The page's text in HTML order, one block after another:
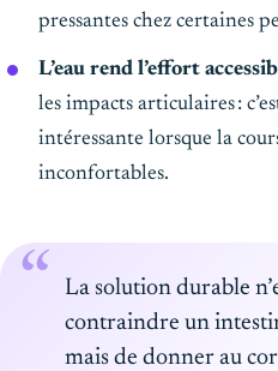
pressantes chez certaines
L’eau rend l’effort
les impacts articulaires :
intéressante lorsque la
inconfortables.
La solution durable
contraindre un
mais de donner au